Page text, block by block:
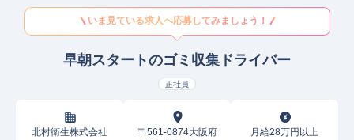
いま見ている求人へ応募してみましょう！
早朝スタートのゴミ収集ドライバー
正社員
北村衛生株式会社
〒561-0874大阪府
月給28万円以上